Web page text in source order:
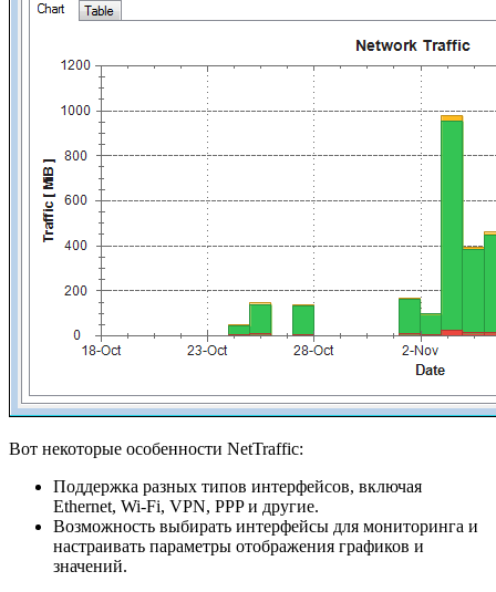
Вот некоторые особенности NetTraffic:
Поддержка разных типов интерфейсов, включая
Ethernet, Wi-Fi, VPN, PPP и другие.
Возможность выбирать интерфейсы для мониторинга и
настраивать параметры отображения графиков и
значений.